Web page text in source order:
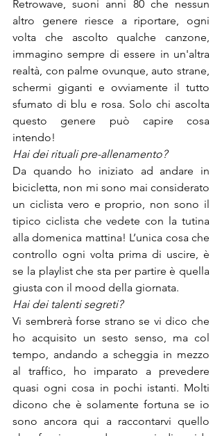
Retrowave, suoni anni 80 che nessun
altro genere riesce a riportare, ogni
volta che ascolto qualche canzone,
immagino sempre di essere in un'altra
realtà, con palme ovunque, auto strane,
schermi giganti e ovviamente il tutto
sfumato di blu e rosa. Solo chi ascolta
questo genere può capire cosa
intendo!
Hai dei rituali pre-allenamento?
Da quando ho iniziato ad andare in
bicicletta, non mi sono mai considerato
un ciclista vero e proprio, non sono il
tipico ciclista che vedete con la tutina
alla domenica mattina! L’unica cosa che
controllo ogni volta prima di uscire, è
se la playlist che sta per partire è quella
giusta con il mood della giornata.
Hai dei talenti segreti?
Vi sembrerà forse strano se vi dico che
ho acquisito un sesto senso, ma col
tempo, andando a scheggia in mezzo
al traffico, ho imparato a prevedere
quasi ogni cosa in pochi istanti. Molti
dicono che è solamente fortuna se io
sono ancora qui a raccontarvi quello